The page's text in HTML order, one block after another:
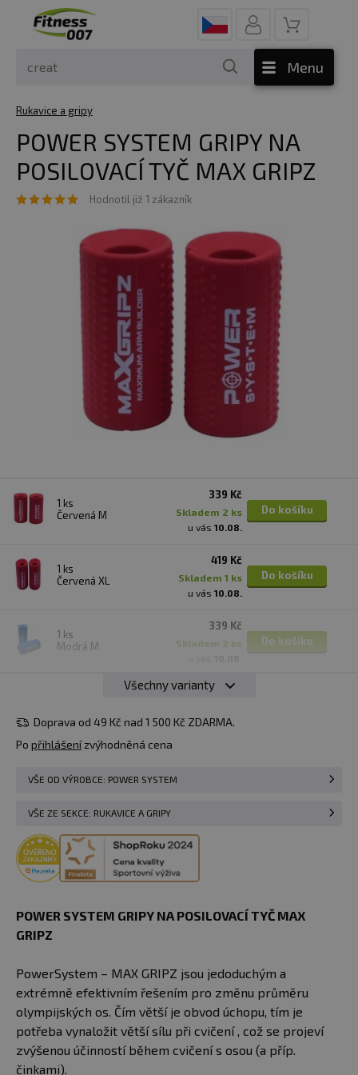
Menu
Rukavice a gripy
POWER SYSTEM GRIPY NA
POSILOVACÍ TYČ MAX GRIPZ
Hodnotil již 1 zákazník
1 ks
Červená M
339 Kč
skladem 2 ks
u vás 10.08.
Do košíku
1 ks
Červená XL
419 Kč
skladem 1 ks
u vás 10.08.
Do košíku
1 ks
Modrá M
339 Kč
skladem 2 ks
Do košíku
419 Kč
u vás10.08.
Všechny varianty
Doprava od 49 Kč nad 1 500 Kč ZDARMA.
Po přihlášenízvýhodněná cena
VŠE OD VÝROBCE: POWER SYSTEM
VŠE ZE SEKCE: RUKAVICE A GRIPY
POWER SYSTEM GRIPY NA POSILOVACÍ TYČ MAX
GRIPZ
PowerSystem – MAX GRIPZ jsou jedoduchým a
extrémně efektivním řešením pro změnu průměru
olympijských os. Čím větší je obvod úchopu, tím je
potřeba vynaložit větší sílu při cvičení , což se projeví
zvýšenou účinností během cvičení s osou (a příp.
činkami).